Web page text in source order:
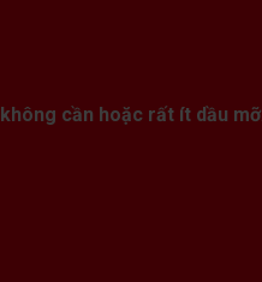
không cần hoặc rất ít dầu mỡ